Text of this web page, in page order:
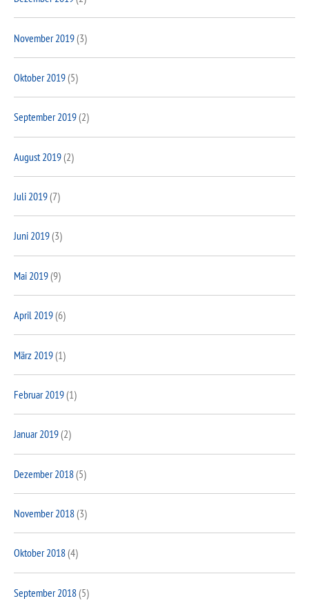
November 2019(3)
Oktober 2019(5)
September 2019(2)
August 2019(2)
Juli 2019(7)
Juni 2019(3)
Mai 2019(9)
April 2019(6)
März 2019(1)
Februar 2019(1)
Januar 2019(2)
Dezember 2018(5)
November 2018(3)
Oktober 2018(4)
September 2018(5)